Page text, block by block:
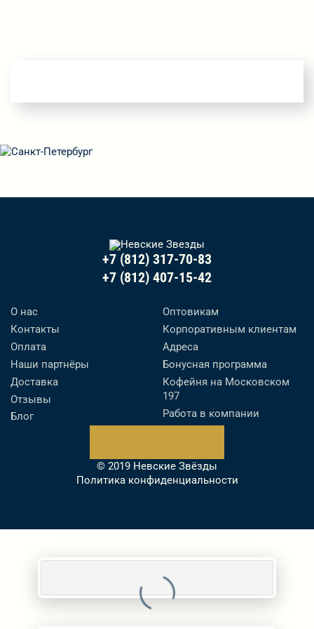
+7 (812) 317-70-83
+7 (812) 407-15-42
О нас
Контакты
Оплата
Наши партнёры
Доставка
Отзывы
Блог
Оптовикам
Корпоративным клиентам
Адреса
Бонусная программа
Кофейня на Московском
197
Работа в компании
© 2019 Невские Звёзды
Политика конфиденциальности